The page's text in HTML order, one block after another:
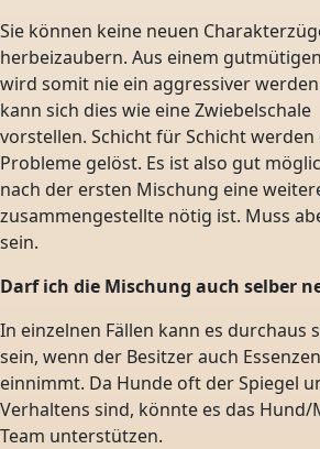
Sie können keine neuen
herbeizaubern. Aus einem
wird somit nie ein aggressiver
kann sich dies wie eine Zwiebelschale
vorstellen. Schicht für Schicht werden
Probleme gelöst. Es ist also gut
nach der ersten Mischung eine
zusammengestellte nötig ist. Muss
sein.
Darf ich die Mischung auch selber
In einzelnen Fällen kann es durchaus
sein, wenn der Besitzer auch
einnimmt. Da Hunde oft der Spiegel
Verhaltens sind, könnte es das Hund/
Team unterstützen.